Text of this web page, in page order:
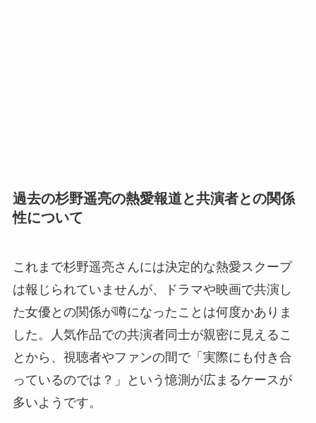
過去の杉野遥亮の熱愛報道と共演者との関係
性について
これまで杉野遥亮さんには決定的な熱愛スクープ
は報じられていませんが、ドラマや映画で共演し
た女優との関係が噂になったことは何度かありま
した。人気作品での共演者同士が親密に見えるこ
とから、視聴者やファンの間で「実際にも付き合
っているのでは？」という憶測が広まるケースが
多いようです。